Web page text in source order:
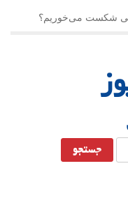
شکست می‌خوریم؟